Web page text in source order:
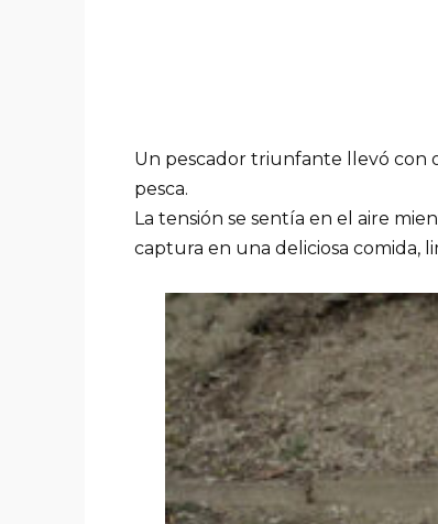
Un pescador triunfante llevó con
pesca.
La tensión se sentía en el aire
captura en una deliciosa comida,